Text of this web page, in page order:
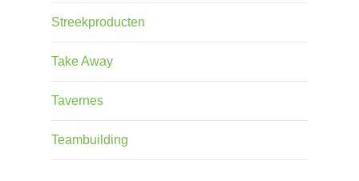
Streekproducten
Take Away
Tavernes
Teambuilding